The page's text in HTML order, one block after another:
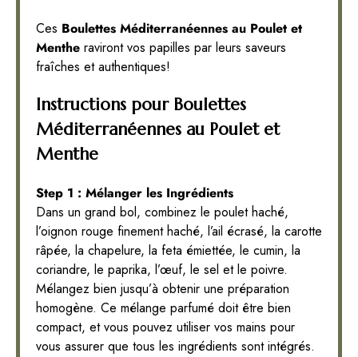
Ces Boulettes Méditerranéennes au Poulet et
Menthe raviront vos papilles par leurs saveurs
fraîches et authentiques!
Instructions pour Boulettes
Méditerranéennes au Poulet et
Menthe
Step 1 : Mélanger les Ingrédients
Dans un grand bol, combinez le poulet haché,
l’oignon rouge finement haché, l’ail écrasé, la carotte
râpée, la chapelure, la feta émiettée, le cumin, la
coriandre, le paprika, l’œuf, le sel et le poivre.
Mélangez bien jusqu’à obtenir une préparation
homogène. Ce mélange parfumé doit être bien
compact, et vous pouvez utiliser vos mains pour
vous assurer que tous les ingrédients sont intégrés.